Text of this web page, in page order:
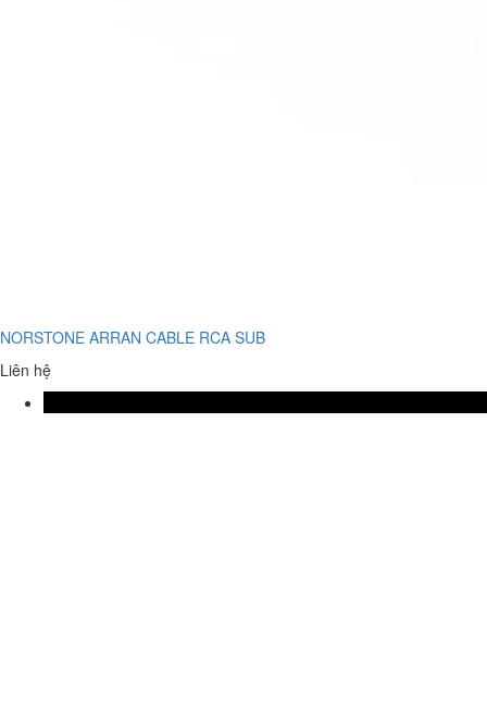
NORSTONE ARRAN CABLE RCA SUB
Liên hệ